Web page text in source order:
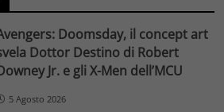
Doomsday, il concept art
Dottor Destino di Robert
Jr. e gli X-Men dell’MCU
5 Agosto 2026